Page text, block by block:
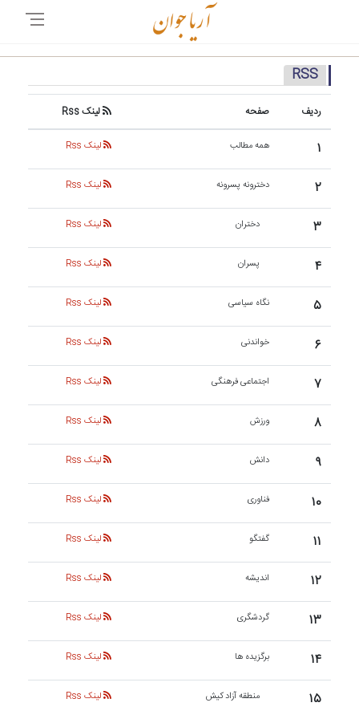
RSS
ردیف صفحه لینک Rss
۱ همه مطالب لینک Rss
۲ دخترونه پسرونه لینک Rss
۳ دختران لینک Rss
۴ پسران لینک Rss
۵ نگاه سیاسی لینک Rss
۶ خواندنی لینک Rss
۷ اجتماعی فرهنگی لینک Rss
۸ ورزش لینک Rss
۹ دانش لینک Rss
۱۰ فناوری لینک Rss
۱۱ گفتگو لینک Rss
۱۲ اندیشه لینک Rss
۱۳ گردشگری لینک Rss
۱۴ برگزیده ها لینک Rss
۱۵ منطقه آزاد کیش لینک Rss